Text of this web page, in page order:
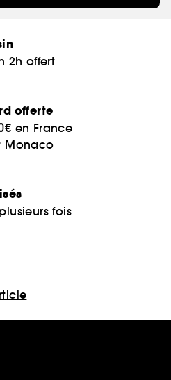
2h offert
offerte
en France
Monaco
fois